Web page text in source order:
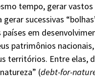
tempo, gerar
sucessivas
em
patrimônios
territórios. Entre elas,
(debt-for-